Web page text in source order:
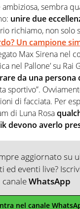
ambiziosa, sembra
unire due
richiamo, non solo
Un campione
Max Sirena nel
nel Pallone’ su Rai
da una persona
sportivo”.
di facciata. Per
di Luna Rosa
devono averlo
aggiornato su
ed eventi live?
canaleWhatsApp
nel canale